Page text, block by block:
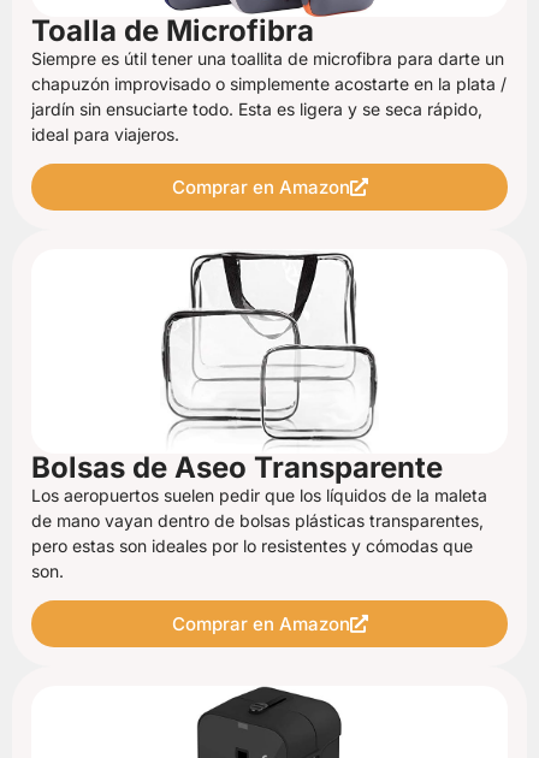
Toalla de Microfibra
Siempre es útil tener una toallita de microfibra para darte un
chapuzón improvisado o simplemente acostarte en la plata /
jardín sin ensuciarte todo. Esta es ligera y se seca rápido,
ideal para viajeros.
Comprar en Amazon
Bolsas de Aseo Transparente
Los aeropuertos suelen pedir que los líquidos de la maleta
de mano vayan dentro de bolsas plásticas transparentes,
pero estas son ideales por lo resistentes y cómodas que
son.
Comprar en Amazon